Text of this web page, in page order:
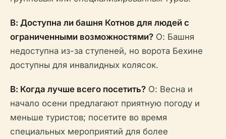
В: Доступна ли башня Котнов для людей с
ограниченными возможностями? О: Башня
недоступна из-за ступеней, но ворота Бехине
доступны для инвалидных колясок.
В: Когда лучше всего посетить? О: Весна и
начало осени предлагают приятную погоду и
меньше туристов; посетите во время
специальных мероприятий для более